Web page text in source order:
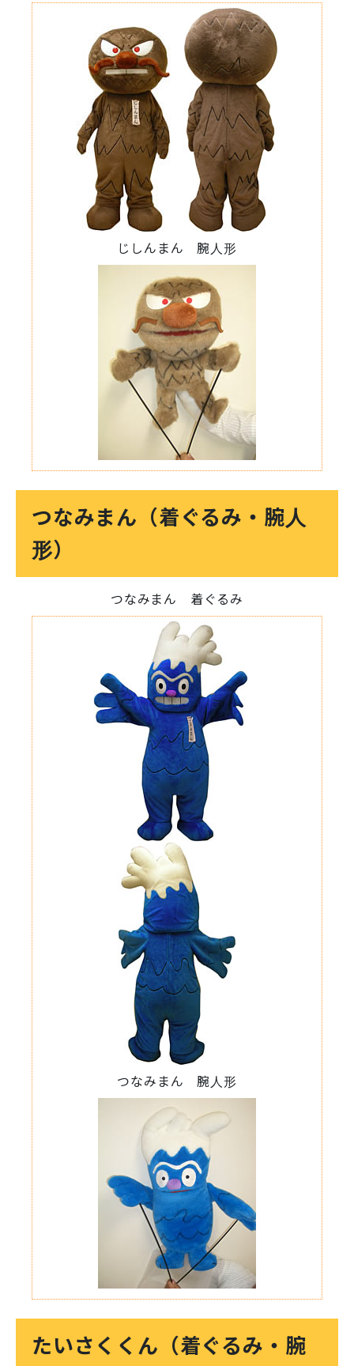
じしんまん 腕人形
つなみまん（着ぐるみ・腕人
形）
つなみまん 着ぐるみ
つなみまん 腕人形
たいさくくん（着ぐるみ・腕